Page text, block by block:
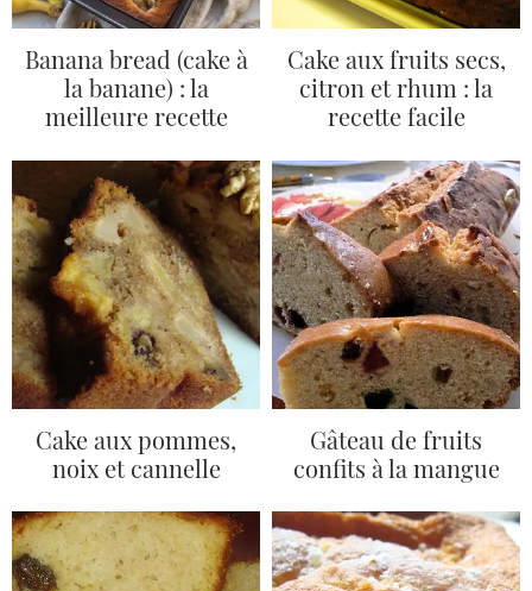
Banana bread (cake à
la banane) : la
meilleure recette
Cake aux fruits secs,
citron et rhum : la
recette facile
Cake aux pommes,
noix et cannelle
Gâteau de fruits
confits à la mangue